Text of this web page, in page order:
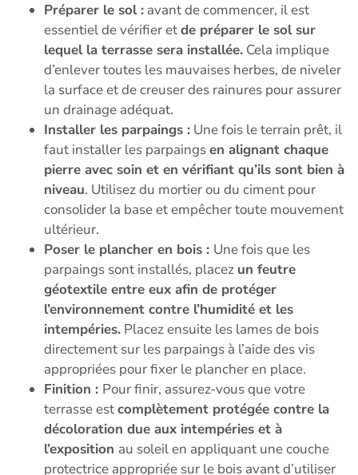
Préparer le sol : avant de commencer, il est
essentiel de vérifier etde préparer le sol sur
lequel la terrasse sera installée. Cela implique
d’enlever toutes les mauvaises herbes, de niveler
la surface et de creuser des rainures pour assurer
un drainage adéquat.
Installer les parpaings : Une fois le terrain prêt, il
faut installer les parpaingsen alignant chaque
pierre avec soin et en vérifiant qu’ils sont bien à
niveau. Utilisez du mortier ou du ciment pour
consolider la base et empêcher toute mouvement
ultérieur.
Poser le plancher en bois : Une fois que les
parpaings sont installés, placez un feutre
géotextile entre eux afin de protéger
l’environnement contre l’humidité et les
intempéries. Placez ensuite les lames de bois
directement sur les parpaings à l’aide des vis
appropriées pour fixer le plancher en place.
Finition : Pour finir, assurez-vous que votre
terrasse estcomplètement protégée contre la
décoloration due aux intempéries et à
l’exposition au soleil en appliquant une couche
protectrice appropriée sur le bois avant d’utiliser